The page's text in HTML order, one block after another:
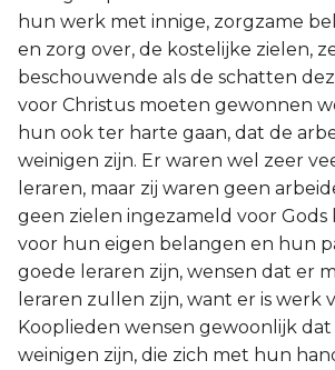
hun werk met innige, zorgzame
en zorg over, de kostelijke zielen,
beschouwende als de schatten
voor Christus moeten gewonnen
hun ook ter harte gaan, dat de
weinigen zijn. Er waren wel zeer
leraren, maar zij waren geen
geen zielen ingezameld voor Gods
voor hun eigen belangen en hun
goede leraren zijn, wensen dat er
leraren zullen zijn, want er is werk
Kooplieden wensen gewoonlijk dat
weinigen zijn, die zich met hun